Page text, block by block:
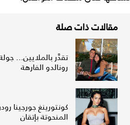
مقالات ذات صلة
تقدَّر بالملايين...
رونالدو الفارهة
كونتورينغ جورجينا
المنحوتة بإتقان